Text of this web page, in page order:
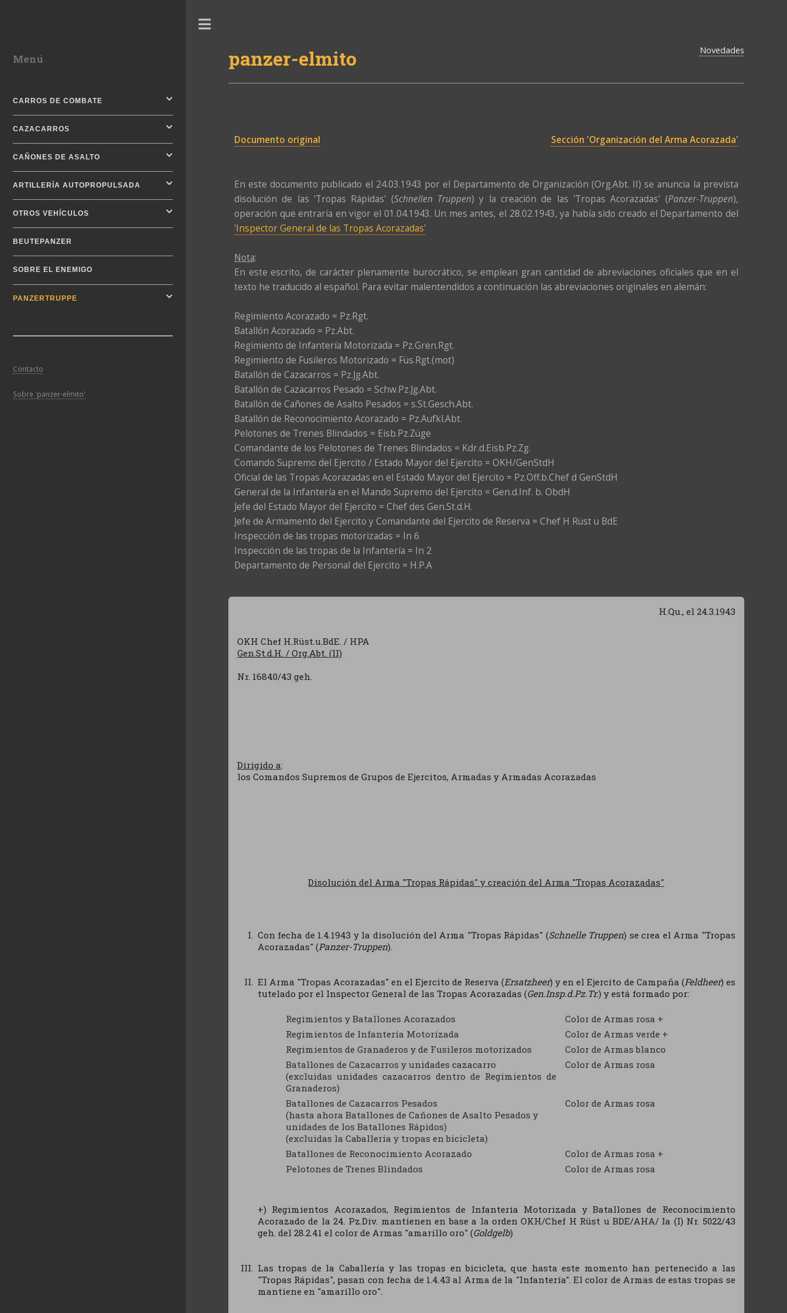
panzer-elmito Novedades
Documento original Sección 'Organización del Arma Acorazada'
En este documento publicado el 24.03.1943 por el Departamento de Organización (Org.Abt. II) se anuncia la prevista
disolución de las 'Tropas Rápidas' (Schnellen Truppen) y la creación de las 'Tropas Acorazadas' (Panzer-Truppen),
operación que entraría en vigor el 01.04.1943. Un mes antes, el 28.02.1943, ya había sido creado el Departamento del
'Inspector General de las Tropas Acorazadas'
Nota:
En este escrito, de carácter plenamente burocrático, se emplean gran cantidad de abreviaciones oficiales que en el
texto he traducido al español. Para evitar malentendidos a continuación las abreviaciones originales en alemán:
Regimiento Acorazado = Pz.Rgt.
Batallón Acorazado = Pz.Abt.
Regimiento de Infantería Motorizada = Pz.Gren.Rgt.
Regimiento de Fusileros Motorizado = Füs.Rgt.(mot)
Batallón de Cazacarros = Pz.Jg.Abt.
Batallón de Cazacarros Pesado = Schw.Pz.Jg.Abt.
Batallón de Cañones de Asalto Pesados = s.St.Gesch.Abt.
Batallón de Reconocimiento Acorazado = Pz.Aufkl.Abt.
Pelotones de Trenes Blindados = Eisb.Pz.Züge
Comandante de los Pelotones de Trenes Blindados = Kdr.d.Eisb.Pz.Zg.
Comando Supremo del Ejercito / Estado Mayor del Ejercito = OKH/GenStdH
Oficial de las Tropas Acorazadas en el Estado Mayor del Ejercito = Pz.Off.b.Chef d GenStdH
General de la Infantería en el Mando Supremo del Ejercito = Gen.d.Inf. b. ObdH
Jefe del Estado Mayor del Ejercito = Chef des Gen.St.d.H.
Jefe de Armamento del Ejercito y Comandante del Ejercito de Reserva = Chef H Rüst u BdE
Inspección de las tropas motorizadas = In 6
Inspección de las tropas de la Infantería = In 2
Departamento de Personal del Ejercito = H.P.A
H.Qu., el 24.3.1943
OKH Chef H.Rüst.u.BdE. / HPA
Gen.St.d.H. / Org.Abt. (II)
Nr. 16840/43 geh.
Dirigido a:
los Comandos Supremos de Grupos de Ejercitos, Armadas y Armadas Acorazadas
Disolución del Arma "Tropas Rápidas" y creación del Arma "Tropas Acorazadas"
Con fecha de 1.4.1943 y la disolución del Arma "Tropas Rápidas" (Schnelle Truppen) se crea el Arma "Tropas
Acorazadas" (Panzer-Truppen).
El Arma "Tropas Acorazadas" en el Ejercito de Reserva (Ersatzheer) y en el Ejercito de Campaña (Feldheer) es
tutelado por el Inspector General de las Tropas Acorazadas (Gen.Insp.d.Pz.Tr.) y está formado por:
Regimientos y Batallones Acorazados
Color de Armas rosa +
Regimientos de Infantería Motorizada
Color de Armas verde +
Regimientos de Granaderos y de Fusileros motorizados
Color de Armas blanco
Batallones de Cazacarros y unidades cazacarro
(excluidas unidades cazacarros dentro de Regimientos de
Granaderos)
Color de Armas rosa
Batallones de Cazacarros Pesados
(hasta ahora Batallones de Cañones de Asalto Pesados y
unidades de los Batallones Rápidos)
(excluidas la Caballería y tropas en bicicleta)
Color de Armas rosa
Batallones de Reconocimiento Acorazado
Color de Armas rosa +
Pelotones de Trenes Blindados
Color de Armas rosa
+) Regimientos Acorazados, Regimientos de Infantería Motorizada y Batallones de Reconocimiento
Acorazado de la 24. Pz.Div. mantienen en base a la orden OKH/Chef H Rüst u BDE/AHA/ Ia (I) Nr. 5022/43
geh. del 28.2.41 el color de Armas "amarillo oro" (Goldgelb)
Las tropas de la Caballería y las tropas en bicicleta, que hasta este momento han pertenecido a las
"Tropas Rápidas", pasan con fecha de 1.4.43 al Arma de la "Infantería". El color de Armas de estas tropas se
mantiene en "amarillo oro".
Menú
CARROS DE COMBATE
CAZACARROS
CAÑONES DE ASALTO
ARTILLERÍA AUTOPROPULSADA
OTROS VEHÍCULOS
BEUTEPANZER
SOBRE EL ENEMIGO
PANZERTRUPPE
Contacto
Sobre 'panzer-elmito'